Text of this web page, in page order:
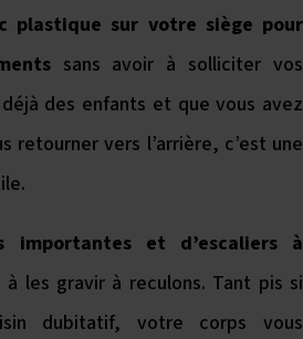
plastique sur votre siège pour
sans avoir à solliciter vos
des enfants et que vous avez
retourner vers l’arrière, c’est une
importantes et d’escaliers à
à les gravir à reculons. Tant pis si
dubitatif, votre corps vous